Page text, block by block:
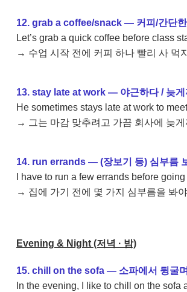
12. grab a coffee/snack — 커피/간단
Let’s grab a quick coffee before class
→ 수업 시작 전에 커피 하나 빨리 사 먹
13. stay late at work — 야근하다 / 늦게
He sometimes stays late at work to
→ 그는 마감 맞추려고 가끔 회사에 늦게
14. run errands — (장보기 등) 심부름
I have to run a few errands before
→ 집에 가기 전에 몇 가지 심부름을 봐
Evening & Night (저녁 · 밤)
15. chill on the sofa — 소파에서 뒹굴
In the evening, I like to chill on the sofa